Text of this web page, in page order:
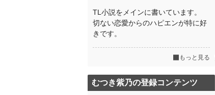
TL小説をメインに書いています。
切ない恋愛からのハピエンが特に好
きです。
もっと見る
むつき紫乃の登録コンテンツ